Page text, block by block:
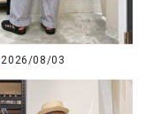
2026/08/03